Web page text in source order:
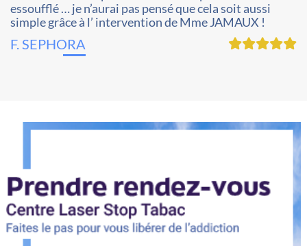
essoufflé … je n’aurai pas pensé que cela soit aussi
simple grâce à l’ intervention de Mme JAMAUX !
F. SEPHORA